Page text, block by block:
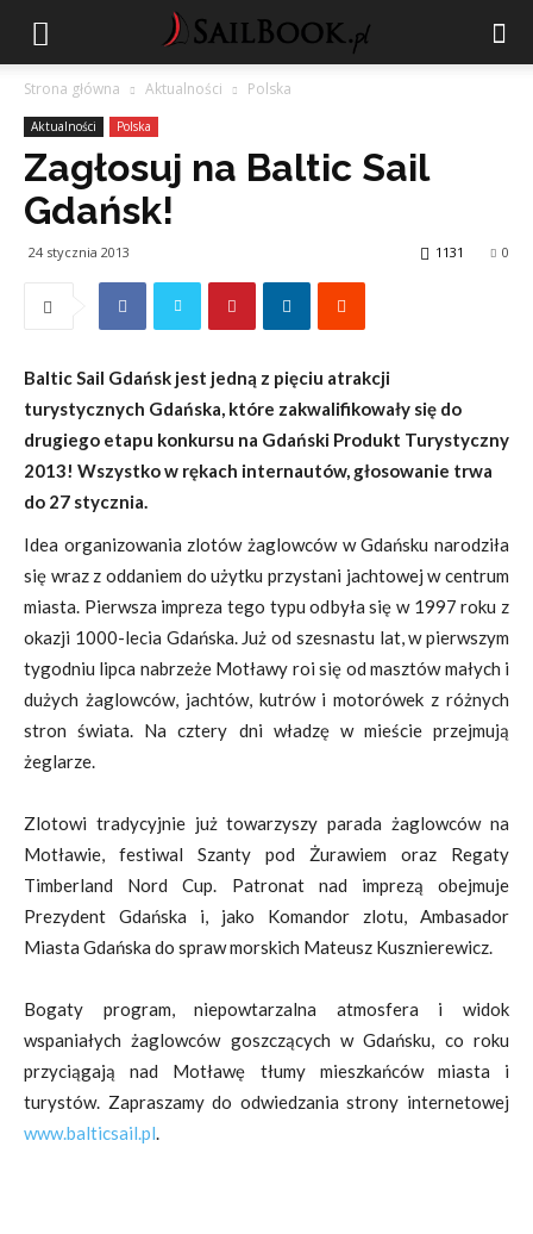
Strona główna Aktualności Polska
Aktualności Polska
Zagłosuj na Baltic Sail
Gdańsk!
24 stycznia 2013 0
1131
Baltic Sail Gdańsk jest jedną z pięciu atrakcji
turystycznych Gdańska, które zakwalifikowały się do
drugiego etapu konkursu na Gdański Produkt Turystyczny
2013! Wszystko w rękach internautów, głosowanie trwa
do 27 stycznia.
Idea organizowania zlotów żaglowców w Gdańsku narodziła
się wraz z oddaniem do użytku przystani jachtowej w centrum
miasta. Pierwsza impreza tego typu odbyła się w 1997 roku z
okazji 1000-lecia Gdańska. Już od szesnastu lat, w pierwszym
tygodniu lipca nabrzeże Motławy roi się od masztów małych i
dużych żaglowców, jachtów, kutrów i motorówek z różnych
stron świata. Na cztery dni władzę w mieście przejmują
żeglarze.
Zlotowi tradycyjnie już towarzyszy parada żaglowców na
Motławie, festiwal Szanty pod Żurawiem oraz Regaty
Timberland Nord Cup. Patronat nad imprezą obejmuje
Prezydent Gdańska i, jako Komandor zlotu, Ambasador
Miasta Gdańska do spraw morskich Mateusz Kusznierewicz.
Bogaty program, niepowtarzalna atmosfera i widok
wspaniałych żaglowców goszczących w Gdańsku, co roku
przyciągają nad Motławę tłumy mieszkańców miasta i
turystów. Zapraszamy do odwiedzania strony internetowej
www.balticsail.pl.